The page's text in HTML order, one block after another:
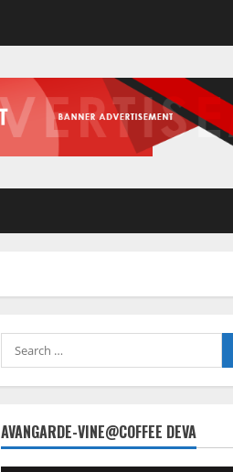
Search
for:
AVANGARDE-VINE@COFFEE DEVA